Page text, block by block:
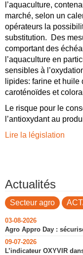
l’aquaculture,
marché, selon un
opérateurs la
substitution. Des
comportant des
l’aquaculture en
sensibles à
lipides: farine et
caroténoïdes et
Le risque pour le
l’antioxydant au
Lire la législation
Actualités
Secteur agro
03-08-2026
Agro Appro Day :
09-07-2026
L’indicateur OXYVIR